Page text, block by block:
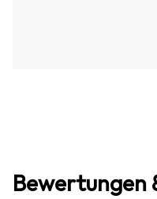
Bewertungen